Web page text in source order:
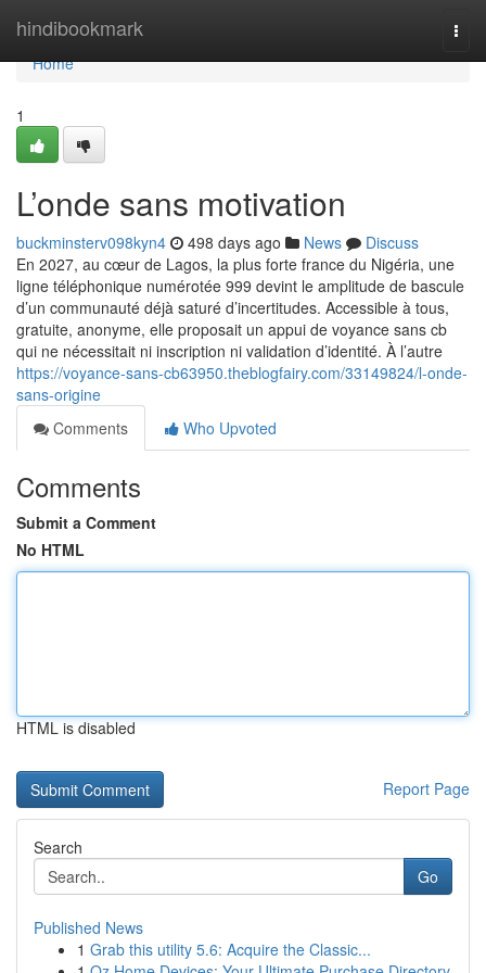
hindibookmark
Home
Home
1
L’onde sans motivation
buckminsterv098kyn4 498 days ago News
Discuss
En 2027, au cœur de Lagos, la plus forte france du Nigéria, une
ligne téléphonique numérotée 999 devint le amplitude de bascule
d’un communauté déjà saturé d’incertitudes. Accessible à tous,
gratuite, anonyme, elle proposait un appui de voyance sans cb
qui ne nécessitait ni inscription ni validation d’identité. À l’autre
https://voyance-sans-cb63950.theblogfairy.com/33149824/l-onde-
sans-origine
Comments
Who Upvoted
Comments
Submit a Comment
No HTML
HTML is disabled
Report Page
Search
Go
Published News
1 Grab this utility 5.6: Acquire the Classic...